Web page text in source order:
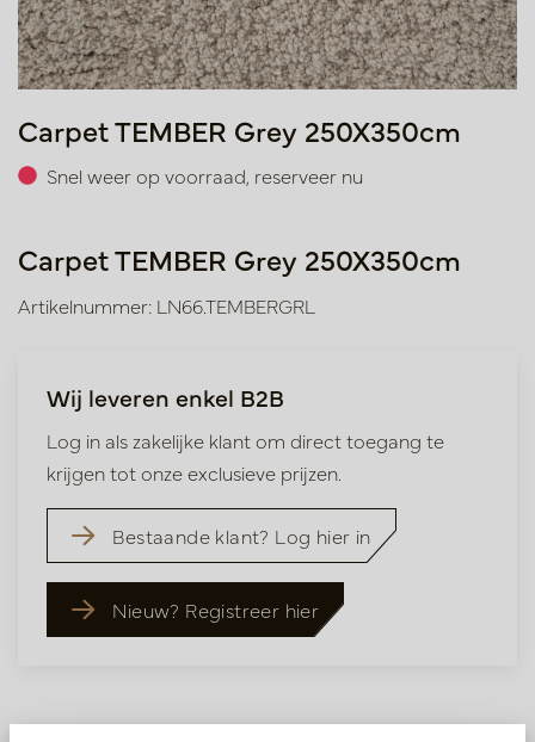
Carpet TEMBER Grey 250X350cm
Snel weer op voorraad, reserveer nu
Carpet TEMBER Grey 250X350cm
Artikelnummer: LN66.TEMBERGRL
Wij leveren enkel B2B
Log in als zakelijke klant om direct toegang te
krijgen tot onze exclusieve prijzen.
Bestaande klant? Log hier in
Nieuw? Registreer hier